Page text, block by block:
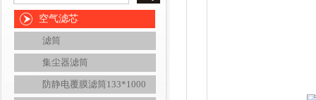
空气滤芯
滤筒
集尘器滤筒
防静电覆膜滤筒133*1000